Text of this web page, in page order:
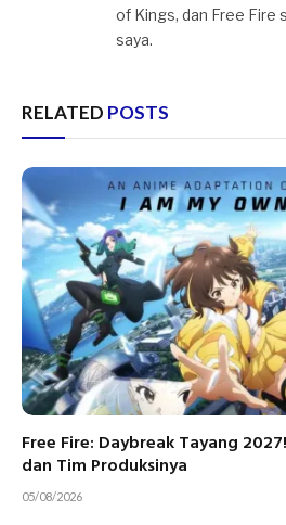
of Kings, dan Free Fire
saya.
RELATED POSTS
Free Fire: Daybreak Tayang
dan Tim Produksinya
05/08/2026